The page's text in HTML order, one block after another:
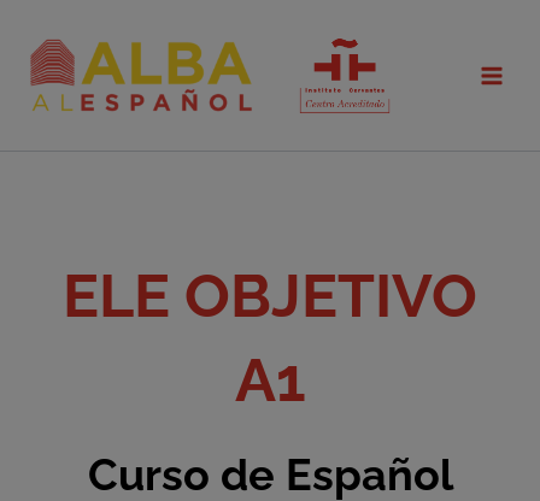
contenido
ELE OBJETIVO
A1
Curso de Español